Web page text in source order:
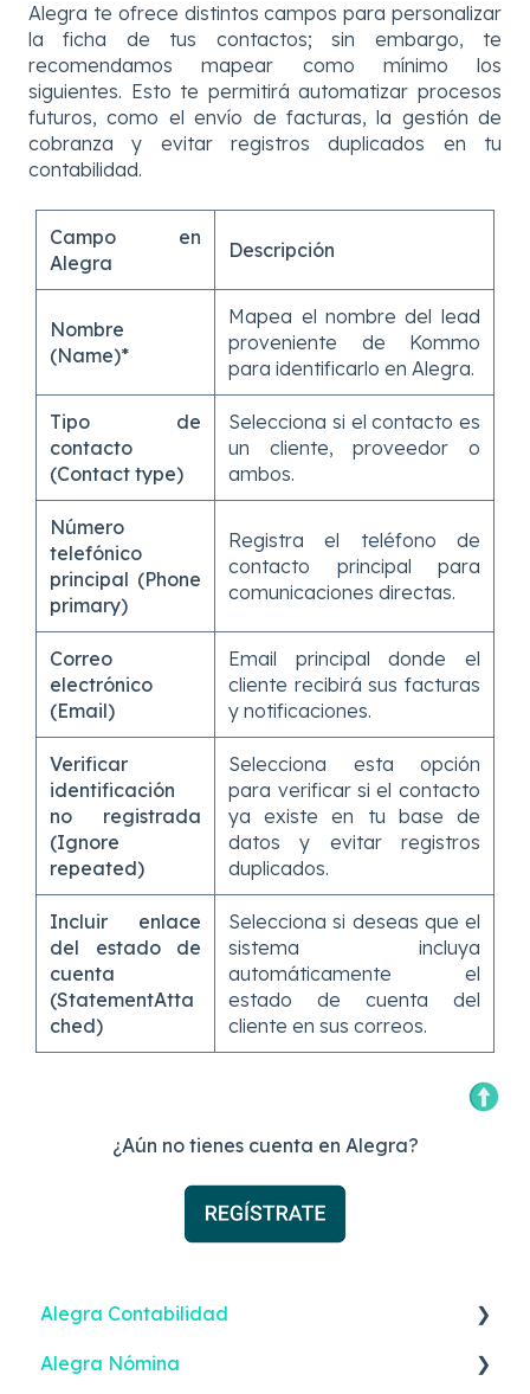
Alegra te ofrece distintos campos para personalizar
la ficha de tus contactos; sin embargo, te
recomendamos mapear como mínimo los
siguientes. Esto te permitirá automatizar procesos
futuros, como el envío de facturas, la gestión de
cobranza y evitar registros duplicados en tu
contabilidad.
Campo en
Alegra
Descripción
Nombre
(Name)*
Mapea el nombre del lead
proveniente de Kommo
para identificarlo en Alegra.
Tipo de
contacto
(Contact type)
Selecciona si el contacto es
un cliente, proveedor o
ambos.
Número
telefónico
principal (Phone
primary)
Registra el teléfono de
contacto principal para
comunicaciones directas.
Correo
electrónico
(Email)
Email principal donde el
cliente recibirá sus facturas
y notificaciones.
Verificar
identificación
no registrada
(Ignore
repeated)
Selecciona esta opción
para verificar si el contacto
ya existe en tu base de
datos y evitar registros
duplicados.
Incluir enlace
del estado de
cuenta
(StatementAtta
ched)
Selecciona si deseas que el
sistema incluya
automáticamente el
estado de cuenta del
cliente en sus correos.
¿Aún no tienes cuenta en Alegra?
Alegra Contabilidad
Facturación Electrónica
Alegra Nómina